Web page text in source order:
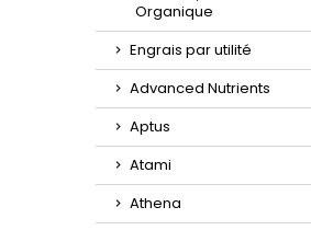
Organique
Engrais par utilité
Advanced Nutrients
Aptus
Atami
Athena